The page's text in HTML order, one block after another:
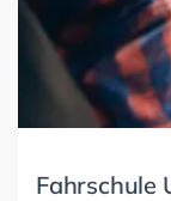
Fahrschule